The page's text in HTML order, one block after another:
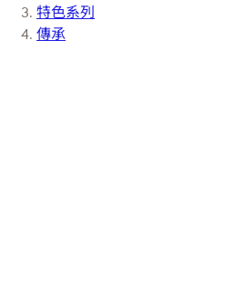
特色系列
傳承